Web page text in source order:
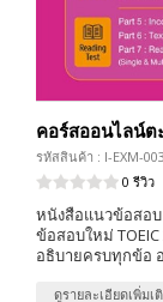
คอร์สออนไลน์
รหัสสินค้า : I-EXM-
0 รีวิว
หนังสือแนวข้อสอบ
ข้อสอบใหม่
อธิบายครบทุกข้อ
ดูรายละเอียดเพิ่มเ